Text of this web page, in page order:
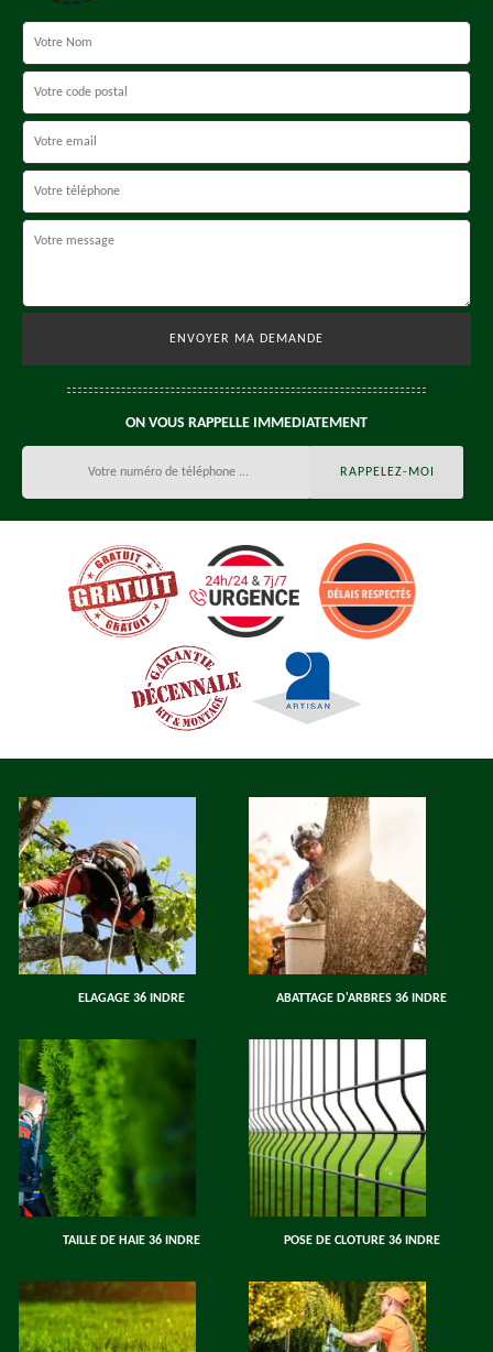
ON VOUS RAPPELLE IMMEDIATEMENT
ELAGAGE 36 INDRE ABATTAGE D'ARBRES 36 INDRE
TAILLE DE HAIE 36 INDRE POSE DE CLOTURE 36 INDRE